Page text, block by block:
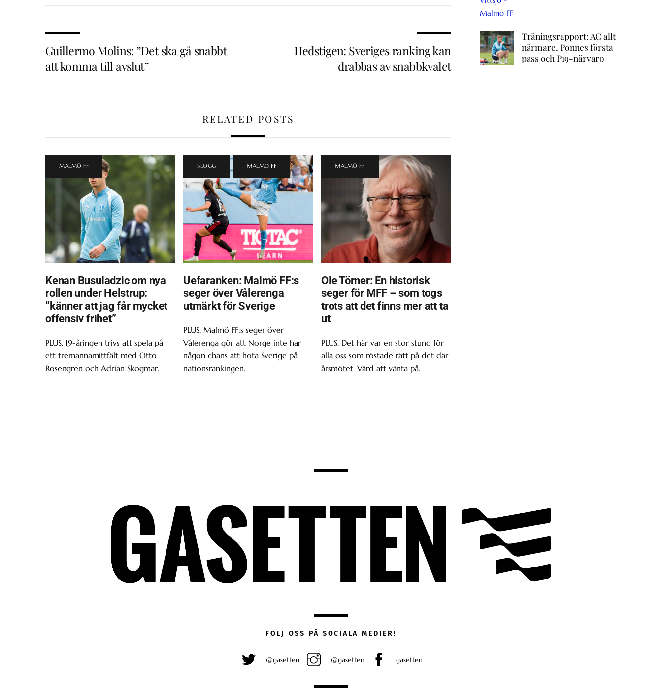
Guillermo Molins: ”Det ska gå snabbt
att komma till avslut”
Hedstigen: Sveriges ranking kan
drabbas av snabbkvalet
RELATED POSTS
MALMÖ FF
Kenan Busuladzic om nya
rollen under Helstrup:
”känner att jag får mycket
offensiv frihet”
PLUS. 19-åringen trivs att spela på
ett tremannamittfält med Otto
Rosengren och Adrian Skogmar.
BLOGG MALMÖ FF
Uefaranken: Malmö FF:s
seger över Vålerenga
utmärkt för Sverige
PLUS. Malmö FF:s seger över
Vålerenga gör att Norge inte har
någon chans att hota Sverige på
nationsrankingen.
MALMÖ FF
Ole Törner: En historisk
seger för MFF – som togs
trots att det finns mer att ta
ut
PLUS. Det här var en stor stund för
alla oss som röstade rätt på det där
årsmötet. Värd att vänta på.
Träningsrapport: AC allt
närmare, Ponnes första
pass och P19-närvaro
FÖLJ OSS PÅ SOCIALA MEDIER!
@gasetten @gasetten gasetten